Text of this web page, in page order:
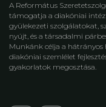
A Református
támogatja a diakóniai
gyülekezeti szolgálatokat,
nyújt, és a társadalmi
Munkánk célja a hátrányos
diakóniai szemlélet
gyakorlatok megosztása.